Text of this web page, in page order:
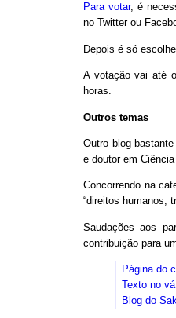
Para votar, é
no Twitter ou
Depois é só
A votação vai até
horas.
Outros temas
Outro blog
e doutor em
Concorrendo na
“direitos humanos,
Saudações aos
contribuição para
Página do
Texto no
Blog do